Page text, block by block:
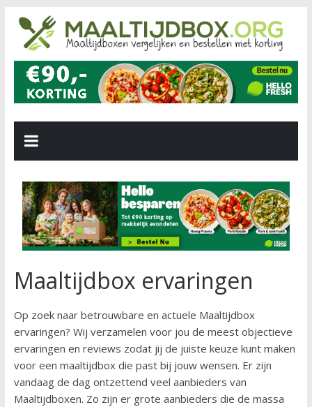
Maaltijdbox ervaringen
Op zoek naar betrouwbare en actuele Maaltijdbox
ervaringen? Wij verzamelen voor jou de meest objectieve
ervaringen en reviews zodat jij de juiste keuze kunt maken
voor een maaltijdbox die past bij jouw wensen. Er zijn
vandaag de dag ontzettend veel aanbieders van
Maaltijdboxen. Zo zijn er grote aanbieders die de massa